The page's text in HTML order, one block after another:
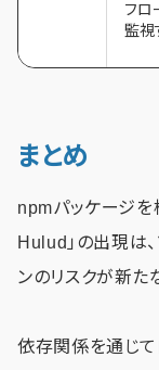
フロ
監視
まとめ
npmパッケージ
Hulud」の出現は
ンのリスクが新た
依存関係を通じ